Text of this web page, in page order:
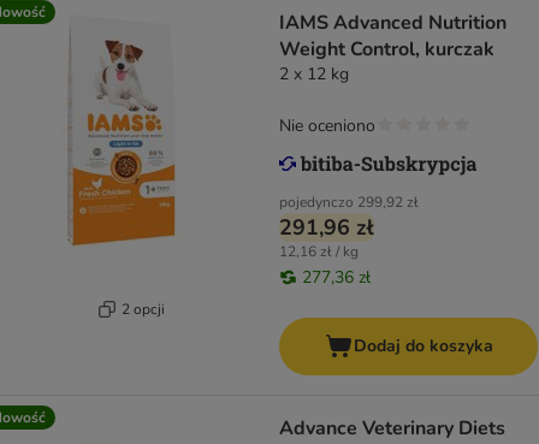
2 opcji
IAMS Advanced Nutrition
Weight Control, kurczak
2 x 12 kg
pojedynczo 299,92 zł
291,96 zł
12,16 zł / kg
277,36 zł
Nie oceniono
Dodaj do koszyka
Advance Veterinary Diets